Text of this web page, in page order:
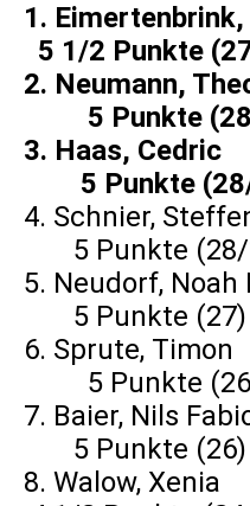
1.
5 1/2 Punkte
2.
5 Punkte (28
3.
5 Punkte
4.
5 Punkte (28/
5.
5 Punkte (27)
6.
5 Punkte (26
7. Baier,
5 Punkte (26)
8.